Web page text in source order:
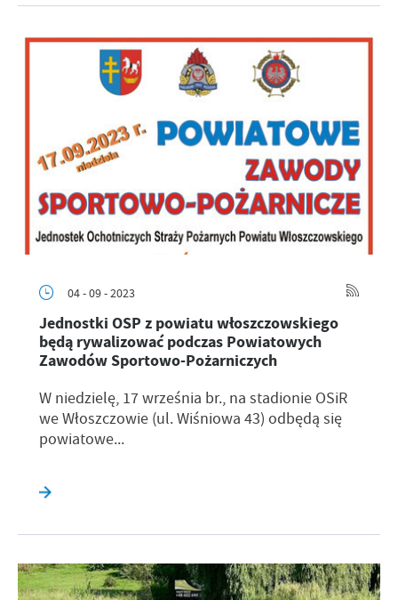
04 - 09 - 2023
Jednostki OSP z powiatu włoszczowskiego
będą rywalizować podczas Powiatowych
Zawodów Sportowo-Pożarniczych
W niedzielę, 17 września br., na stadionie OSiR
we Włoszczowie (ul. Wiśniowa 43) odbędą się
powiatowe...